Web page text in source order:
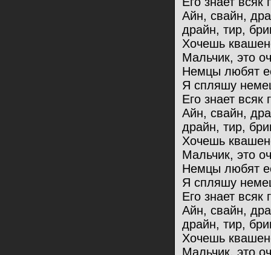
Айн, свайн,
драйн, тир,
Хочешь
Мальчик, это
Немцы любят
Я спляшу
Его знает всяк
Айн, свайн,
драйн, тир,
Хочешь
Мальчик, это
Немцы любят
Я спляшу
Его знает всяк
Айн, свайн,
драйн, тир,
Хочешь
Мальчик, это